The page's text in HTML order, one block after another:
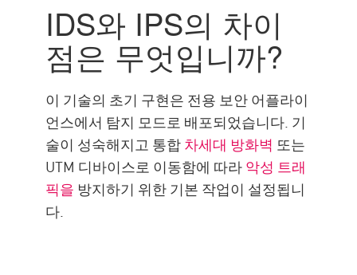
IDS와 IPS의 차이
점은 무엇입니까?
이 기술의 초기 구현은 전용 보안 어플라이
언스에서 탐지 모드로 배포되었습니다. 기
술이 성숙해지고 통합차세대 방화벽 또는
UTM 디바이스로 이동함에 따라악성 트래
픽을 방지하기 위한 기본 작업이 설정됩니
다.